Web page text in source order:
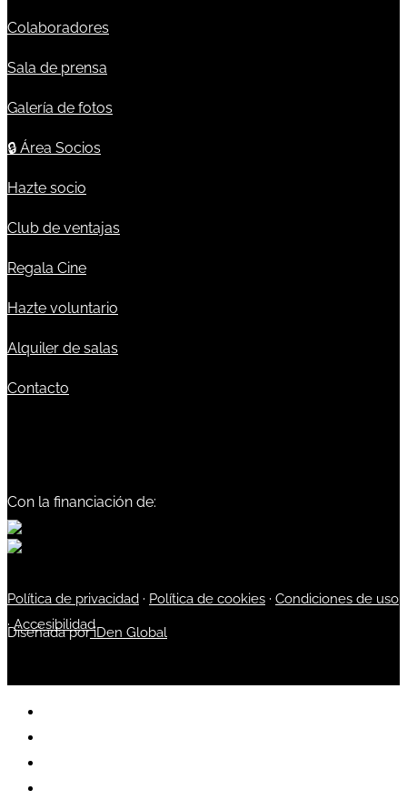
Colaboradores
Sala de prensa
Galería de fotos
🔒 Área Socios
Hazte socio
Club de ventajas
Regala Cine
Hazte voluntario
Alquiler de salas
Contacto
Con la financiación de:
Política de privacidad · Política de cookies · Condiciones de uso
·Accesibilidad
Diseñada poriDen Global